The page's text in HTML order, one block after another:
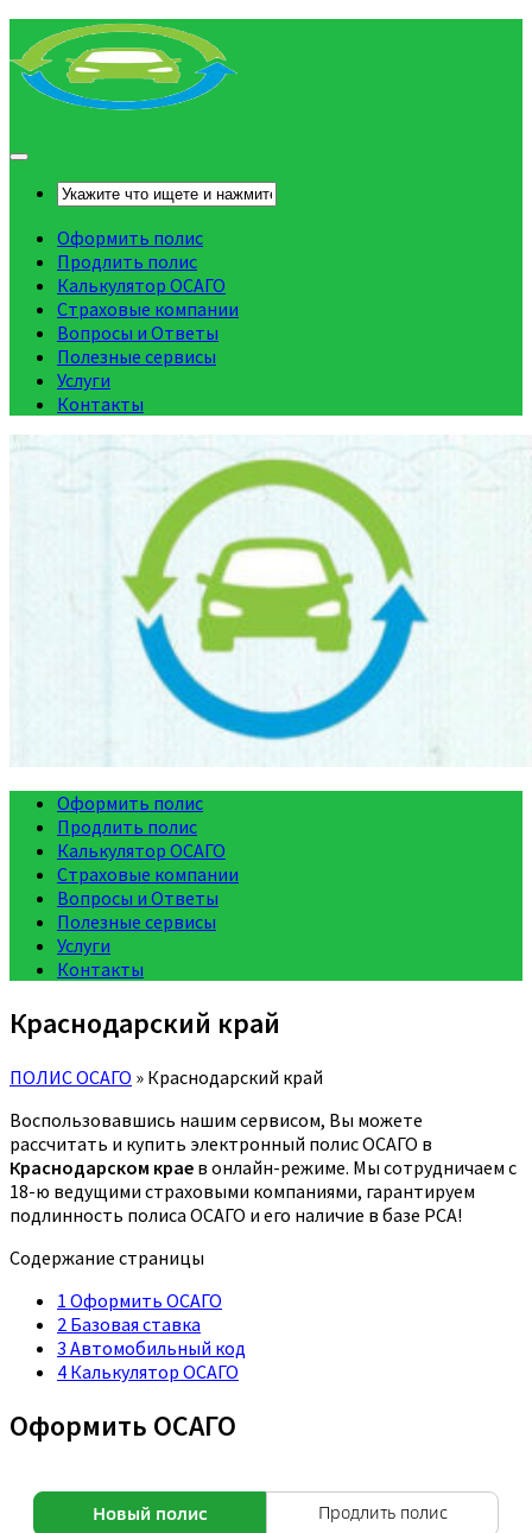
Оформить полис
Продлить полис
Калькулятор ОСАГО
Страховые компании
Вопросы и Ответы
Полезные сервисы
Услуги
Контакты
Оформить полис
Продлить полис
Калькулятор ОСАГО
Страховые компании
Вопросы и Ответы
Полезные сервисы
Услуги
Контакты
Краснодарский край
ПОЛИС ОСАГО » Краснодарский край
Воспользовавшись нашим сервисом, Вы можете
рассчитать и купить электронный полис ОСАГО в
Краснодарском крае в онлайн-режиме. Мы сотрудничаем с
18-ю ведущими страховыми компаниями, гарантируем
подлинность полиса ОСАГО и его наличие в базе РСА!
Содержание страницы
1 Оформить ОСАГО
2 Базовая ставка
3 Автомобильный код
4 Калькулятор ОСАГО
Оформить ОСАГО